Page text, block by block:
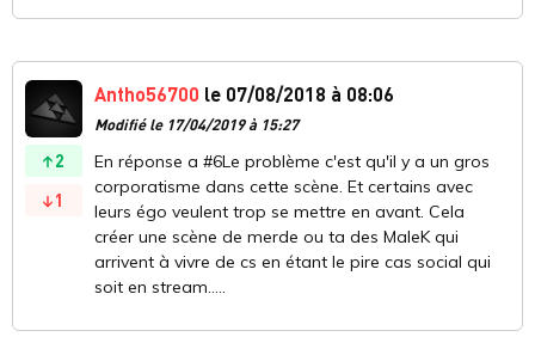
2
1
Antho56700 le 07/08/2018 à 08:06
Modifié le 17/04/2019 à 15:27
En réponse a #6Le problème c'est qu'il y a un gros
corporatisme dans cette scène. Et certains avec
leurs égo veulent trop se mettre en avant. Cela
créer une scène de merde ou ta des MaleK qui
arrivent à vivre de cs en étant le pire cas social qui
soit en stream.....